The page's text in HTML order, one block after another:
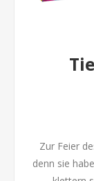
Zur Feier
denn sie